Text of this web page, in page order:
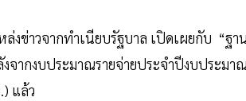
งข่าวจากทำเนียบรัฐบาล เปิดเผยกับ “ฐา
จากงบประมาณรายจ่ายประจำปีงบประมา
แล้ว